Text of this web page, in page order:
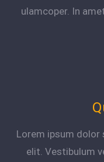
ulamcoper. In
Lorem ipsum
elit. Vestibulum